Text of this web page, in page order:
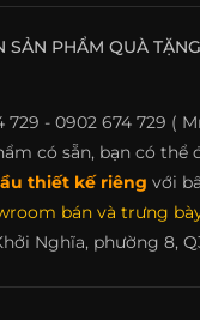
SẢN PHẨM QUÀ
729 - 0902 674 729 (
có sẵn, bạn có thể
thiết kế riêng với
bán và trưng
Nghĩa, phường 8,